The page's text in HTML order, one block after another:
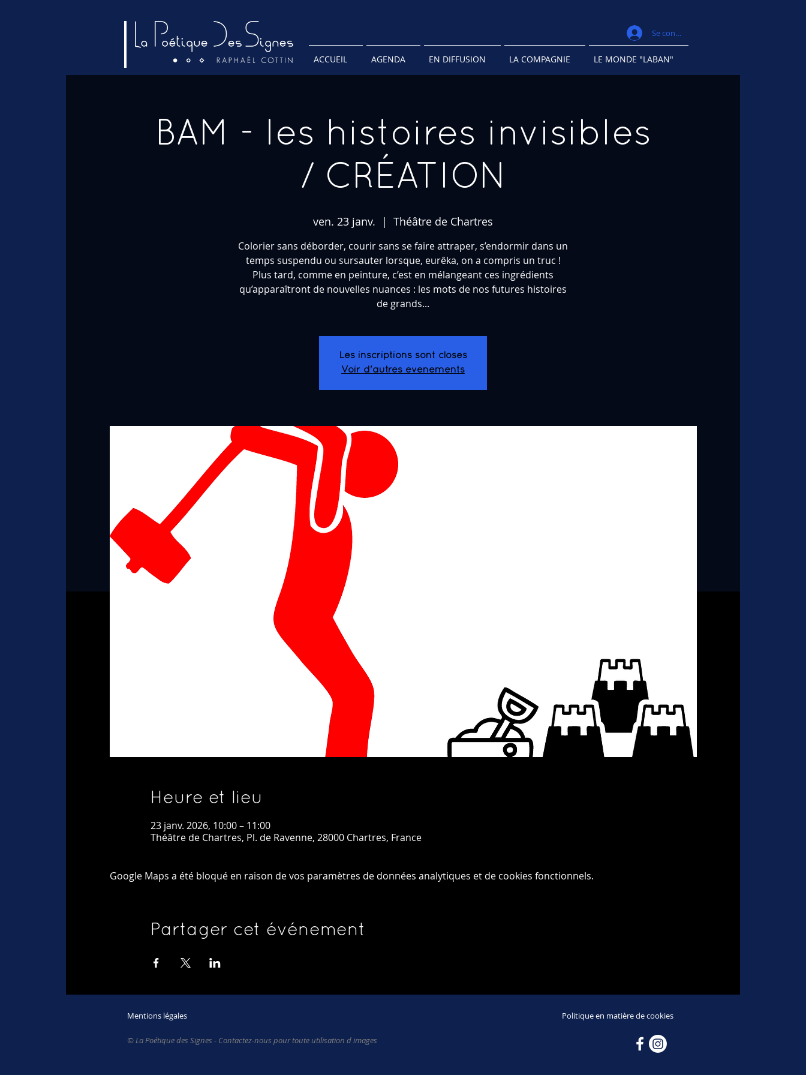
Se connecter
ACCUEIL AGENDA EN DIFFUSION LA COMPAGNIE LE MONDE "LABAN"
BAM - les histoires invisibles
/ CRÉATION
ven. 23 janv.
  |
Théâtre de Chartres
Colorier sans déborder, courir sans se faire attraper, s’endormir dans un
temps suspendu ou sursauter lorsque, eurêka, on a compris un truc !
Plus tard, comme en peinture, c’est en mélangeant ces ingrédients
qu’apparaîtront de nouvelles nuances : les mots de nos futures histoires
de grands...
Les inscriptions sont closes
Voir d'autres événements
Heure et lieu
23 janv. 2026, 10:00 – 11:00
Théâtre de Chartres, Pl. de Ravenne, 28000 Chartres, France
Google Maps a été bloqué en raison de vos paramètres de données analytiques et de cookies fonctionnels.
Partager cet événement
Mentions légales
© La Poétique des Signes - Contactez-nous pour toute utilisation d images
Politique en matière de cookies